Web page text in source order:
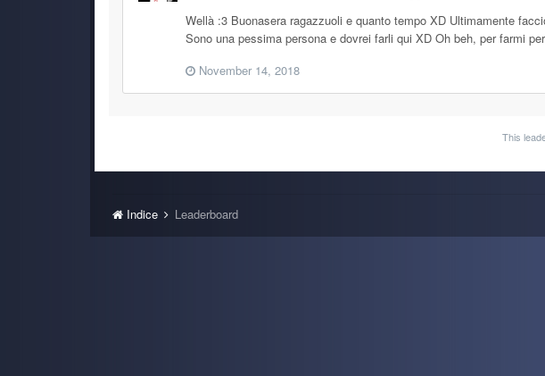
Wellà :3 Buonasera ragazzuoli e quanto tempo XD Ultimamente
Sono una pessima persona e dovrei farli qui XD Oh beh, per farmi
November 14, 2018
This
Indice Leaderboard